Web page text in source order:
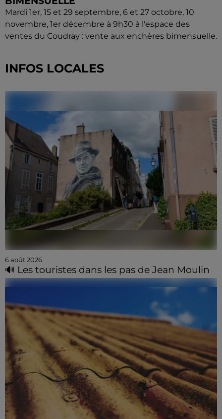
Mardi 1er, 15 et 29 septembre, 6 et 27 octobre, 10
novembre, 1er décembre à 9h30 à l'espace des
ventes du Coudray : vente aux enchères bimensuelle.
INFOS LOCALES
6 août 2026
🔊 Les touristes dans les pas de Jean Moulin